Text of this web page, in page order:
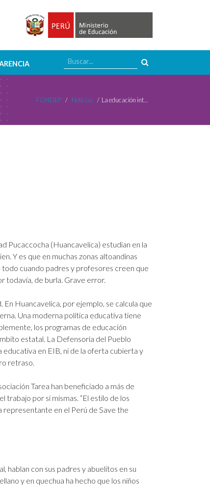
FONDEP / Noticias / La educación intercultural es posible
Pucaccocha (Huancavelica) estudian en la
Y es que en muchas zonas altoandinas
cuando padres y profesores creen que
todavía, de burla. Grave error.
Huancavelica, por ejemplo, se calcula que
Una moderna política educativa tiene
los programas de educación
estatal. La Defensoría del Pueblo
educativa en EIB, ni de la oferta cubierta y
retraso.
Tarea han beneficiado a más de
trabajo por sí mismas. “El estilo de los
representante en el Perú de Save the
hablan con sus padres y abuelitos en su
y en quechua ha hecho que los niños